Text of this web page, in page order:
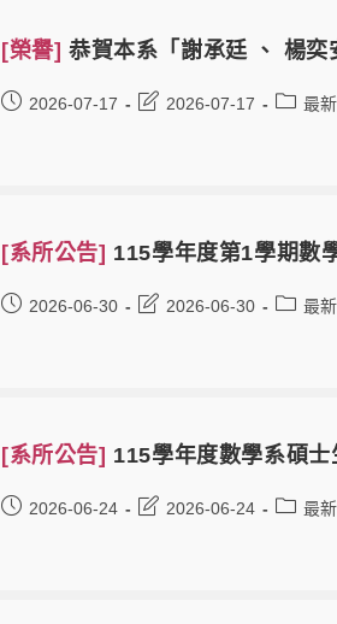
[榮譽] 恭賀本系「謝承廷 、 楊
2026-07-17 2026-07-17 最
[系所公告] 115學年度第1學期數
2026-06-30 2026-06-30 最
[系所公告] 115學年度數學系碩士
2026-06-24 2026-06-24 最